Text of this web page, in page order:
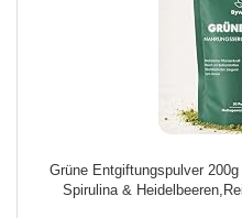
Grüne Entgiftungspulver
Spirulina &